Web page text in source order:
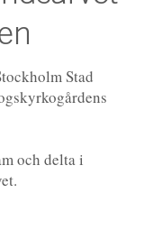
Stad
och delta i